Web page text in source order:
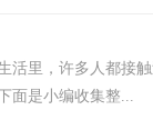
活里，许多人都接
面是小编收集整...